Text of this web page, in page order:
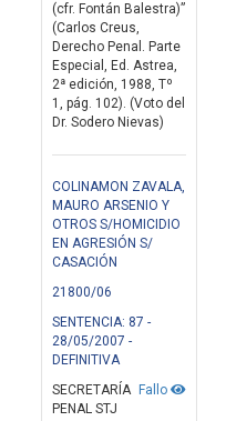
(cfr. Fontán Balestra)”
(Carlos Creus,
Derecho Penal. Parte
Especial, Ed. Astrea,
2ª edición, 1988, Tº
1, pág. 102). (Voto del
Dr. Sodero Nievas)
COLINAMON ZAVALA,
MAURO ARSENIO Y
OTROS S/HOMICIDIO
EN AGRESIÓN S/
CASACIÓN
21800/06
SENTENCIA: 87 -
28/05/2007 -
DEFINITIVA
Fallo
SECRETARÍA
PENAL STJ